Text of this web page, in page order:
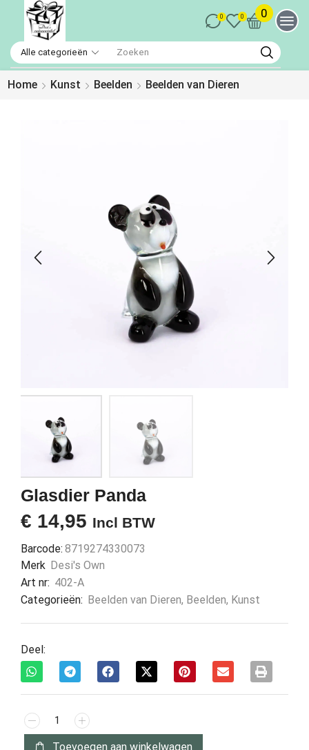
0 0 0
Home Kunst Beelden Beelden van Dieren
Glasdier Panda
€ 14,95 Incl BTW
Barcode: 8719274330073
Merk Desi's Own
Art nr: 402-A
Categorieën: Beelden van Dieren, Beelden, Kunst
Deel:
Toevoegen aan winkelwagen